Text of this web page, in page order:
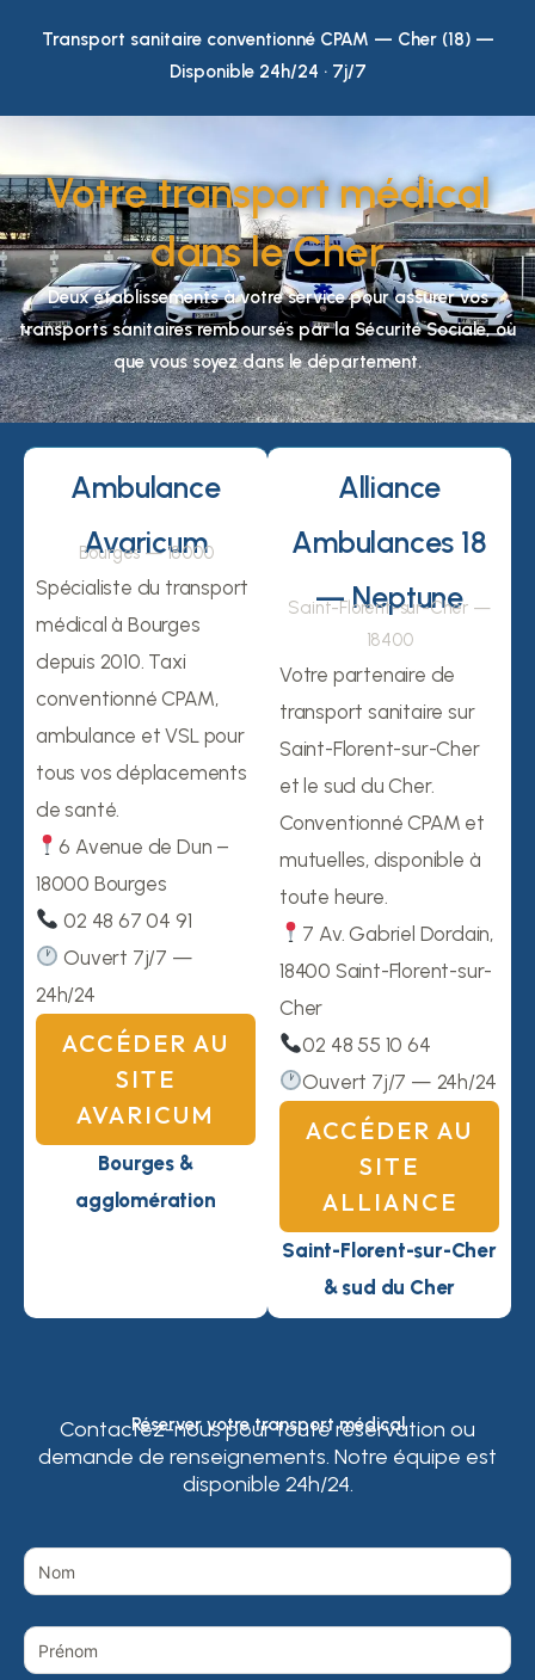
Transport sanitaire conventionné CPAM — Cher (18) —
Disponible 24h/24 · 7j/7
Votre transport médical
dans le Cher
Deux établissements à votre service pour assurer vos
transports sanitaires remboursés par la Sécurité Sociale, où
que vous soyez dans le département.
Ambulance
Avaricum
Bourges — 18000
Spécialiste du transport
médical à Bourges
depuis 2010. Taxi
conventionné CPAM,
ambulance et VSL pour
tous vos déplacements
de santé.
6 Avenue de Dun –
18000 Bourges
02 48 67 04 91
Ouvert 7j/7 —
24h/24
ACCÉDER AU
SITE
AVARICUM
Bourges &
agglomération
Alliance
Ambulances 18
— Neptune
Saint-Florent-sur-Cher —
18400
Votre partenaire de
transport sanitaire sur
Saint-Florent-sur-Cher
et le sud du Cher.
Conventionné CPAM et
mutuelles, disponible à
toute heure.
7 Av. Gabriel Dordain,
18400 Saint-Florent-sur-
Cher
02 48 55 10 64
Ouvert 7j/7 — 24h/24
ACCÉDER AU
SITE
ALLIANCE
Saint-Florent-sur-Cher
& sud du Cher
Réserver votre transport médical
Contactez-nous pour toute réservation ou
demande de renseignements. Notre équipe est
disponible 24h/24.